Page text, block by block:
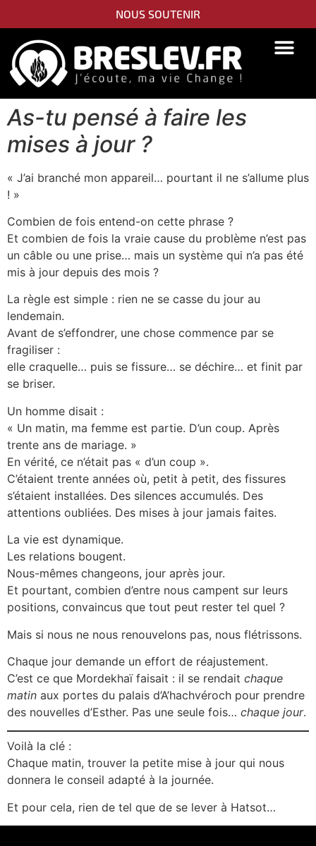
NOUS SOUTENIR
As-tu pensé à faire les
mises à jour ?
« J’ai branché mon appareil… pourtant il ne s’allume plus
! »
Combien de fois entend-on cette phrase ?
Et combien de fois la vraie cause du problème n’est pas
un câble ou une prise… mais un système qui n’a pas été
mis à jour depuis des mois ?
La règle est simple : rien ne se casse du jour au
lendemain.
Avant de s’effondrer, une chose commence par se
fragiliser :
elle craquelle… puis se fissure… se déchire… et finit par
se briser.
Un homme disait :
« Un matin, ma femme est partie. D’un coup. Après
trente ans de mariage. »
En vérité, ce n’était pas « d’un coup ».
C’étaient trente années où, petit à petit, des fissures
s’étaient installées. Des silences accumulés. Des
attentions oubliées. Des mises à jour jamais faites.
La vie est dynamique.
Les relations bougent.
Nous-mêmes changeons, jour après jour.
Et pourtant, combien d’entre nous campent sur leurs
positions, convaincus que tout peut rester tel quel ?
Mais si nous ne nous renouvelons pas, nous flétrissons.
Chaque jour demande un effort de réajustement.
C’est ce que Mordekhaï faisait : il se rendait chaque
matin aux portes du palais d’A’hachvéroch pour prendre
des nouvelles d’Esther. Pas une seule fois… chaque jour.
Voilà la clé :
Chaque matin, trouver la petite mise à jour qui nous
donnera le conseil adapté à la journée.
Et pour cela, rien de tel que de se lever à Hatsot…